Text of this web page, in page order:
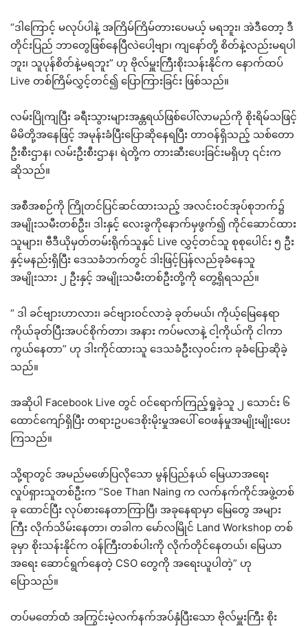
“ဒါကြောင့် မလုပ်ပါနဲ့ အကြိမ်ကြိမ်တားပေမယ့် မရဘူး၊ အဲဒီတော့ ဒီ
တိုင်းပြည် ဘာတွေဖြစ်နေပြီလဲပေါ့ဗျာ၊ ကျနော်တို့ စိတ်နဲ့လည်းမရပါ
ဘူး၊ သူပုန်စိတ်နဲ့မရဘူး” ဟု ဗိုလ်မှူးကြီးစိုးသန်းနိုင်က နောက်ထပ်
Live တစ်ကြိမ်လွှင့်တင်၍ ပြောကြားခြင်း ဖြစ်သည်။
လမ်းပြိုကျပြီး ခရီးသွားများအန္တရယ်ဖြစ်ပေါ်လာမည်ကို စိုးရိမ်သဖြင့်
မိမိတို့အနေဖြင့် အမုန်းခံပြီးပြောဆိုနေရပြီး တာဝန်ရှိသည့် သစ်တော
ဦးစီးဌာန၊ လမ်းဦးစီးဌာန၊ ရဲတို့က တားဆီးပေးခြင်းမရှိဟု ၎င်းက
ဆိုသည်။
အစီအစဉ်ကို ကြိုတင်ပြင်ဆင်ထားသည့် အလင်းဝင်အုပ်စုဘက်၌
အမျိုးသမီးတစ်ဦး၊ ဒါးနှင့် လေးခွကိုနောက်မှဖွက်၍ ကိုင်ဆောင်ထား
သူများ၊ ဗီဒီယိုမှတ်တမ်းရိုက်သူနှင် Live လွှင့်တင်သူ စုစုပေါင်း ၅ ဦး
နှင့်မနည်းရှိပြီး ဒေသခံဘက်တွင် ဒါးဖြင့်ပြန်လည်ခုခံနေသူ
အမျိုးသား ၂ ဦးနှင့် အမျိုးသမီးတစ်ဦးတို့ကို တွေ့ရှိရသည်။
“ ဒါ ခင်ဗျားဟာလား၊ ခင်ဗျားဝင်လာခဲ့ ခုတ်မယ်၊ ကိုယ့်မြေနေရာ
ကိုယ်ခုတ်ပြီးအပင်စိုက်တာ၊ အနား ကပ်မလာနဲ့ ငါ့ကိုယ်ကို ငါကာ
ကွယ်နေတာ” ဟု ဒါးကိုင်ထားသူ ဒေသခံဦးလှဝင်းက ခုခံပြောဆိုခဲ့
သည်။
အဆိုပါ Facebook Live တွင် ဝင်ရောက်ကြည့်ရှုခဲ့သူ ၂ သောင်း ၆
ထောင်ကျော်ရှိပြီး တရားဥပဒေစိုးမိုးမှုအပေါ် ဝေဖန်မှုအမျိုးမျိုးပေး
ကြသည်။
သို့ရာတွင် အမည်မဖော်ပြလိုသော မွန်ပြည်နယ် မြေယာအရေး
လှုပ်ရှားသူတစ်ဦးက “Soe Than Naing က လက်နက်ကိုင်အဖွဲ့တစ်
ခု ထောင်ပြီး လုပ်စားနေတာကြာပြီ၊ အခုနေရာမှာ မြေတွေ အများ
ကြီး လိုက်သိမ်းနေတာ၊ တခါက မော်လမြိုင် Land Workshop တစ်
ခုမှာ စိုးသန်းနိုင်က ဝန်ကြီးတစ်ပါးကို လိုက်တိုင်နေတယ်၊ မြေယာ
အရေး ဆောင်ရွက်နေတဲ့ CSO တွေကို အရေးယူပါတဲ့” ဟု
ပြောသည်။
တပ်မတော်ထံ အကြွင်းမဲ့လက်နက်အပ်နှံပြီးသော ဗိုလ်မှူးကြီး စိုး